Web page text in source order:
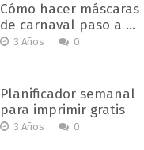
Cómo hacer máscaras
de carnaval paso a …
3 Años 0
Planificador semanal
para imprimir gratis
3 Años 0